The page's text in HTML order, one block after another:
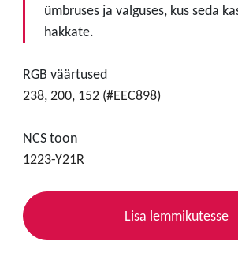
ümbruses ja valguses, kus seda
hakkate.
RGB väärtused
238, 200, 152 (#EEC898)
NCS toon
1223-Y21R
Lisa lemmikutesse